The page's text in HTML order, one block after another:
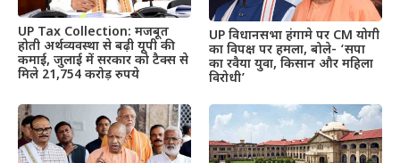
UP Tax Collection: मजबूत
होती अर्थव्यवस्था से बढ़ी यूपी की
कमाई, जुलाई में सरकार को टैक्स से
मिले 21,754 करोड़ रुपये
UP विधानसभा हंगामे पर CM योगी
का विपक्ष पर हमला, बोले- ‘सपा
का रवैया युवा, किसान और महिला
विरोधी’